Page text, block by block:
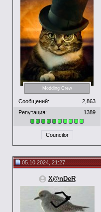
Modding Crew
Сообщений:
2,863
Репутация:
1389
Councilor
05.10.2024, 21:27
X@nDeR